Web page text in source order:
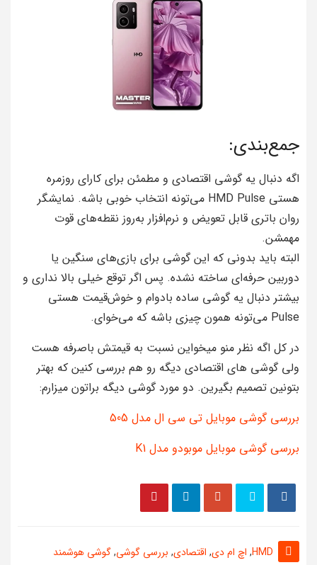
جمع‌بندی:
اگه دنبال یه گوشی اقتصادی و مطمئن برای کارای روزمره
هستی HMD Pulse می‌تونه انتخاب خوبی باشه. نمایشگر
روان باتری قابل تعویض و نرم‌افزار به‌روز نقطه‌های قوت
مهمشن.
البته باید بدونی که این گوشی برای بازی‌های سنگین یا
دوربین حرفه‌ای ساخته نشده. پس اگر توقع خیلی بالا نداری و
بیشتر دنبال یه گوشی ساده بادوام و خوش‌قیمت هستی
Pulse می‌تونه همون چیزی باشه که می‌خوای.
در کل اگه نظر منو میخواین نسبت به قیمتش باصرفه هست
ولی گوشی های اقتصادی دیگه رو هم بررسی کنین که بهتر
بتونین تصمیم بگیرین. دو مورد گوشی دیگه براتون میزارم:
بررسی گوشی موبایل تی سی ال مدل 505
بررسی گوشی موبایل موبودو مدل K1
HMD
, اچ ام دی, اقتصادی, بررسی گوشی,گوشی هوشمند